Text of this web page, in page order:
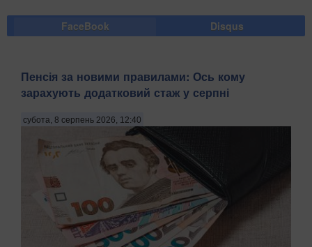
FaceBook Disqus
Пенсія за новими правилами: Ось кому
зарахують додатковий стаж у серпні
субота, 8 серпень 2026, 12:40